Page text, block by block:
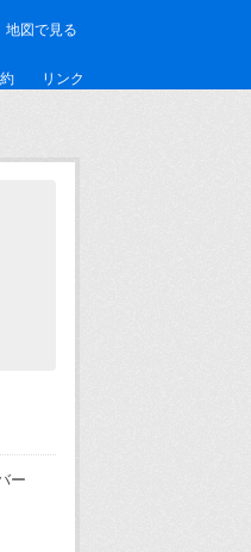
地図で見る
リンク
ー